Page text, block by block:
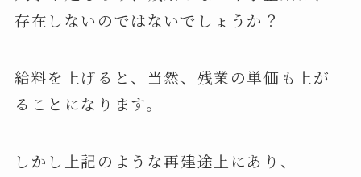
存在しないのではないでしょうか？
給料を上げると、当然、残業の単価も上が
ることになります。
しかし上記のような再建途上にあり、